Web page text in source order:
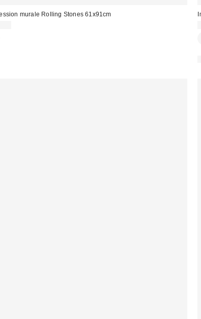
murale Rolling Stones 61x91cm